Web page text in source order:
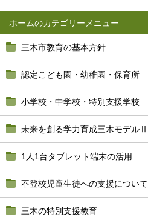
ホーム
三木市教育の基本方針
認定こども園・幼稚園・保育所
小学校・中学校・特別支援学校
未来を創る学力育成三木モデルⅡ
1人1台タブレット端末の活用
不登校児童生徒への支援について
三木の特別支援教育